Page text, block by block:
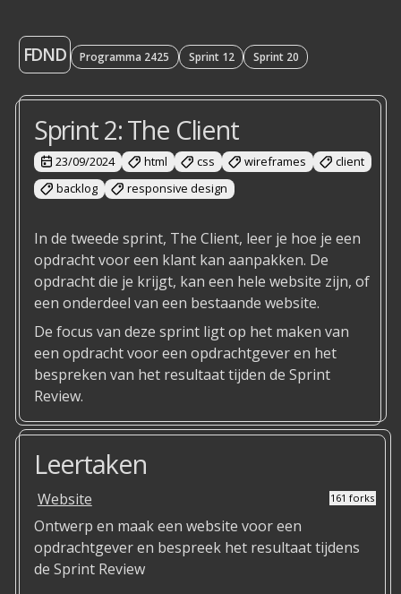
FDND Programma 2425 Sprint 12 Sprint 20
Sprint 2: The Client
23/09/2024 html css wireframes
client
backlog
responsive design
In de tweede sprint, The Client, leer je hoe je een
opdracht voor een klant kan aanpakken. De
opdracht die je krijgt, kan een hele website zijn, of
een onderdeel van een bestaande website.
De focus van deze sprint ligt op het maken van
een opdracht voor een opdrachtgever en het
bespreken van het resultaat tijden de Sprint
Review.
Leertaken
Website 161 forks
Ontwerp en maak een website voor een
opdrachtgever en bespreek het resultaat tijdens
de Sprint Review